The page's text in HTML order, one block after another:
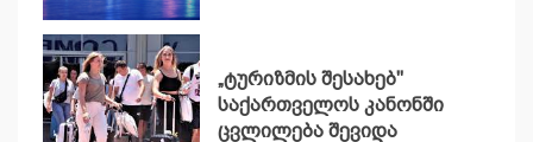
„ტურიზმის შესახებ"
საქართველოს კანონში
ცვლილება შევიდა